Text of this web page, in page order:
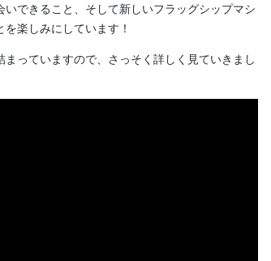
いできること、そして新しいフラッグシップマシ
楽しみにしています！
っていますので、さっそく詳しく見ていきまし